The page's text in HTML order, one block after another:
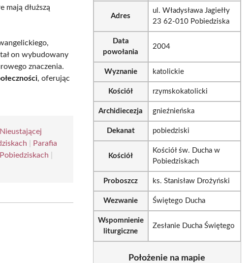
dłuższą
on wybudowany
znaczenia.
, oferując
Parafia
Adres
ul. Władysława Jagiełły
23 62-010 Pobiedziska
Data
powołania
2004
Wyznanie katolickie
Kościół rzymskokatolicki
Archidiecezja gnieźnieńska
Dekanat pobiedziski
Kościół
Kościół św. Ducha w
Pobiedziskach
Proboszcz ks. Stanisław Drożyński
Wezwanie Świętego Ducha
Wspomnienie
liturgiczne
Zesłanie Ducha Świętego
Położenie na mapie